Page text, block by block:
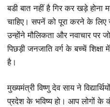
बडी बात नहीं है गिर कर खड़े होना
चाहिए। सपनें को पूरा करने के लिए
उन्होंने मौलिकता और नवाचार पर
पिछड़ी जनजाति वर्ग के बच्चें
है।
मुख्यमंत्री विष्णु देव साय ने
प्रदेश के भविष्य हो। आप लोगों के